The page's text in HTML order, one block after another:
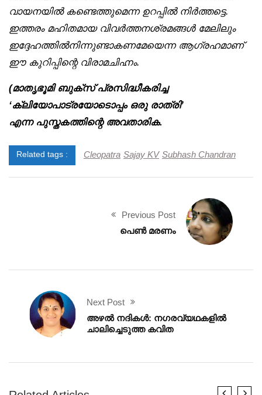
വായനയിൽ കണ്ടെത്തുമെന്ന ഉറപ്പിൽ നിർത്തട്ടെ.
ഇത്തരം മഹിതമായ വിവർത്തനശ്രമങ്ങൾ മേലിലും
ഇദ്ദേഹത്തിൽനിന്നുണ്ടാകണമേയെന്ന ആഗ്രഹമാണ്
ഈ കുറിപ്പിന്റെ വിരാമചിഹ്നം.
(മാതൃഭൂമി ബുക്‌സ് പ്രസിദ്ധീകരിച്ച
‘ക്ലിയോപാട്രയോടൊപ്പം ഒരു രാത്രി’
എന്ന പുസ്തകത്തിന്റെ അവതാരിക.
Related tags : Cleopatra Sajay KV Subhash Chandran
Previous Post
പെൺ മരണം
Next Post
അഴൽ നദികൾ: നഗരവ്യഥകളിൽ
ചാലിച്ചെടുത്ത കവിത